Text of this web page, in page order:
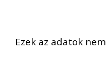
Ezek az adatok